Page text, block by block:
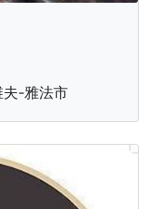
夫-雅法市